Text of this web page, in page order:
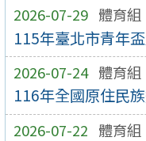
2026-07-29 體育組
115年臺北市青年
2026-07-24 體育組
116年全國原住民
2026-07-22 體育組